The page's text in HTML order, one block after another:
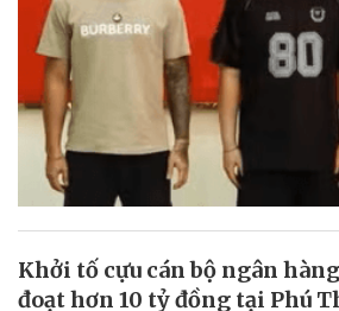
Khởi tố cựu cán bộ ngân
đoạt hơn 10 tỷ đồng tại Phú